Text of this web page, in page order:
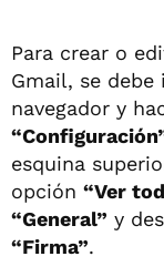
Para crear o
Gmail, se debe
navegador y
esquina
opción “Ver
“General” y
“Firma”.